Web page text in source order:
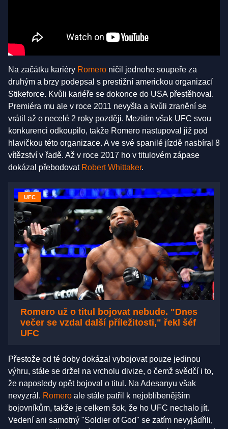
Na začátku kariéry Romero ničil jednoho soupeře za
druhým a brzy podepsal s prestižní americkou organizací
Stikeforce. Kvůli kariéře se dokonce do USA přestěhoval.
Premiéra mu ale v roce 2011 nevyšla a kvůli zranění se
vrátil až o necelé 2 roky později. Mezitím však UFC svou
konkurenci odkoupilo, takže Romero nastupoval již pod
hlavičkou této organizace. A ve své spanilé jízdě nasbíral 8
vítězství v řadě. Až v roce 2017 ho v titulovém zápase
dokázal přebodovat Robert Whittaker.
UFC
Romero už o titul bojovat nebude. "Dnes
večer se vzdal další příležitosti," řekl šéf
UFC
Přestože od té doby dokázal vybojovat pouze jedinou
výhru, stále se držel na vrcholu divize, o čemž svědčí i to,
že naposledy opět bojoval o titul. Na Adesanyu však
nevyzrál. Romero ale stále patřil k nejoblíbenějším
bojovníkům, takže je celkem šok, že ho UFC nechalo jít.
Vedení ani samotný "Soldier of God" se zatím nevyjádřili,